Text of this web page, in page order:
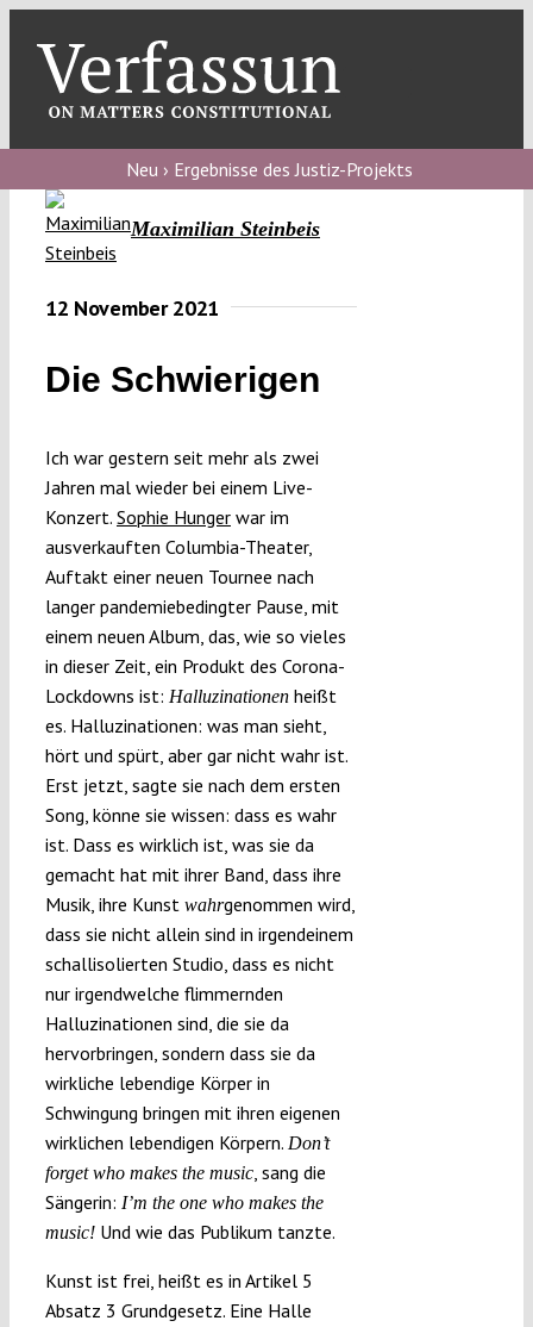
content
blog
Verfassungs
Verfassungs
Verfassungs
About
Submissions
Funding
Projects
Neu › Ergebnisse des Justiz-Projekts
Maximilian Steinbeis
12 November 2021
Die Schwierigen
Ich war gestern seit mehr als zwei
Jahren mal wieder bei einem Live-
Konzert. Sophie Hungerwar im
ausverkauften Columbia-Theater,
Auftakt einer neuen Tournee nach
langer pandemiebedingter Pause, mit
einem neuen Album, das, wie so vieles
in dieser Zeit, ein Produkt des Corona-
Lockdowns ist: Halluzinationenheißt
es. Halluzinationen: was man sieht,
hört und spürt, aber gar nicht wahr ist.
Erst jetzt, sagte sie nach dem ersten
Song, könne sie wissen: dass es wahr
ist. Dass es wirklich ist, was sie da
gemacht hat mit ihrer Band, dass ihre
Musik, ihre Kunst wahrgenommen wird,
dass sie nicht allein sind in irgendeinem
schallisolierten Studio, dass es nicht
nur irgendwelche flimmernden
Halluzinationen sind, die sie da
hervorbringen, sondern dass sie da
wirkliche lebendige Körper in
Schwingung bringen mit ihren eigenen
wirklichen lebendigen Körpern. Don’t
forget who makes the music, sang die
Sängerin: I’m the one who makes the
music! Und wie das Publikum tanzte.
Kunst ist frei, heißt es in Artikel 5
Absatz 3 Grundgesetz. Eine Halle